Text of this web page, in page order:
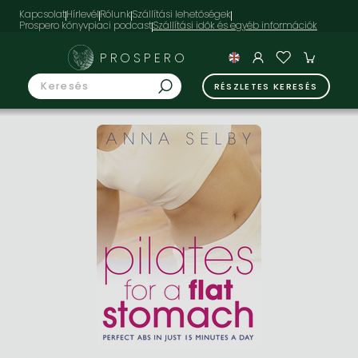
KapcsolatHírlevélRólunkSzállítási lehetőségek
Prospero könyvpiaci podcast
PROSPERO
RÉSZLETES KERESÉS